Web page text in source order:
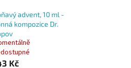
advent, 10 ml -
kompozice Dr.
Kč